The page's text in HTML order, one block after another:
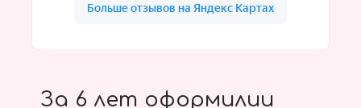
За 6 лет оформилии